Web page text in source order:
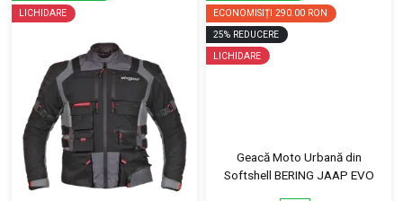
LICHIDARE
ECONOMISIȚI 290.00 RON
25% REDUCERE
LICHIDARE
Geacă Moto Urbană din
Softshell BERING JAAP EVO